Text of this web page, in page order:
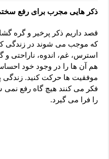
نماز حاجت برای کار گشایی-
لا حول ولا قوة الا بالله برای
دعای قوی رفع ترس – دعای
دعا برای پولدار شدن در یک
ذکر هایی مجرب برای رفع
قصد داریم ذکر پرخیر و گره
که موجب می شوند در زندگی
استرس، غم، اندوه، ناراحتی و
هم آن ها را در وجود خود
موفقیت ها حرکت کنید. زندگی
فکر می کنند هیچ گاه رفع نمی
را فرا می گیرد.